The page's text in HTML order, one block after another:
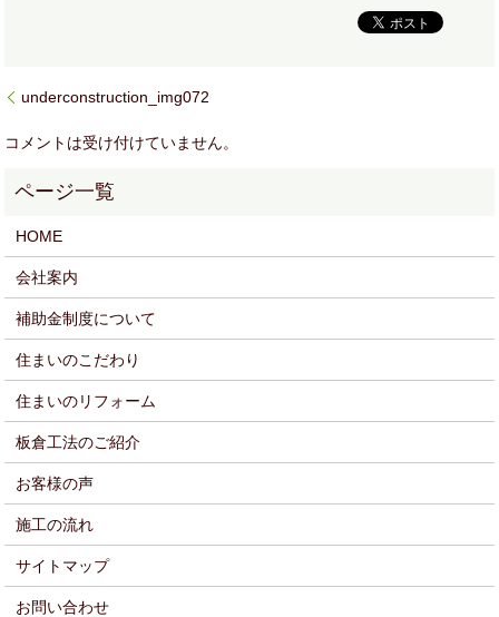
underconstruction_img072
コメントは受け付けていません。
HOME
会社案内
補助金制度について
住まいのこだわり
住まいのリフォーム
板倉工法のご紹介
お客様の声
施工の流れ
サイトマップ
お問い合わせ